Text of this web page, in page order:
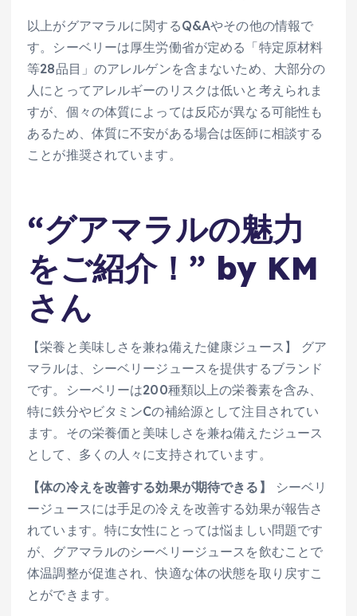
以上がグアマラルに関するQ&Aやその他の情報で
す。シーベリーは厚生労働省が定める「特定原材料
等28品目」のアレルゲンを含まないため、大部分の
人にとってアレルギーのリスクは低いと考えられま
すが、個々の体質によっては反応が異なる可能性も
あるため、体質に不安がある場合は医師に相談する
ことが推奨されています。
“グアマラルの魅力
をご紹介！” by KM
さん
【栄養と美味しさを兼ね備えた健康ジュース】 グア
マラルは、シーベリージュースを提供するブランド
です。シーベリーは200種類以上の栄養素を含み、
特に鉄分やビタミンCの補給源として注目されてい
ます。その栄養価と美味しさを兼ね備えたジュース
として、多くの人々に支持されています。
【体の冷えを改善する効果が期待できる】
シーベリ
ージュースには手足の冷えを改善する効果が報告さ
れています。特に女性にとっては悩ましい問題です
が、グアマラルのシーベリージュースを飲むことで
体温調整が促進され、快適な体の状態を取り戻すこ
とができます。